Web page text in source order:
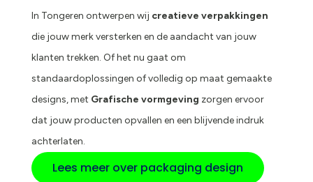
In Tongeren ontwerpen wij creatieve verpakkingen
die jouw merk versterken en de aandacht van jouw
klanten trekken. Of het nu gaat om
standaardoplossingen of volledig op maat gemaakte
designs, met Grafische vormgeving zorgen ervoor
dat jouw producten opvallen en een blijvende indruk
achterlaten.
Lees meer over packaging design